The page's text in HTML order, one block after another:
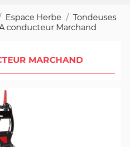
Espace Herbe
Tondeuses
conducteur Marchand
MARCHAND